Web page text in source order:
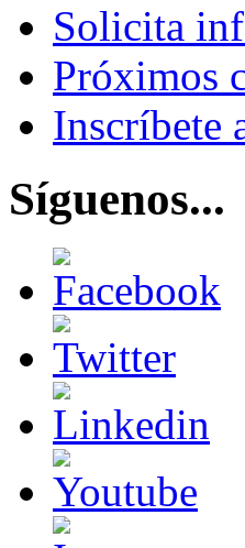
Solicita
Próximos
Inscríbete
Síguenos...